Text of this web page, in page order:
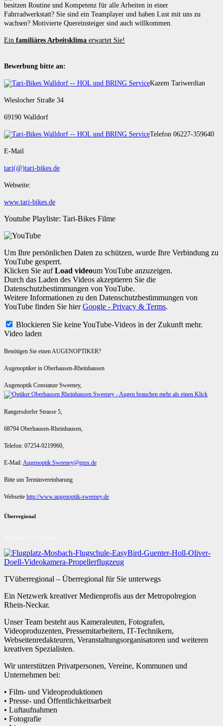
besitzen Routine und Kompetenz für alle Arbeiten in einer
Fahrradwerkstatt? Sie sind ein Teamplayer und haben Lust mit uns zu
wachsen? Motivierte Quereinsteiger sind auch willkommen.
Ein familiäres Arbeitsklima erwartet Sie!
Bewerbung bitte an:
Kazem Tariwerdian
Wieslocher Straße 34
69190 Walldorf
Telefon 06227-359640
E-Mail
tari(@)tari-bikes.de
Webseite:
www.tari-bikes.de
Youtube Playliste: Tari-Bikes Filme
Um Ihre persönlichen Daten zu schützen, wurde Ihre Verbindung zu
YouTube gesperrt.
Klicken Sie aufLoad videoum YouTube anzuzeigen.
Durch das Laden des Videos akzeptieren Sie die
Datenschutzbestimmungen von YouTube.
Weitere Informationen zu den Datenschutzbestimmungen von
YouTube finden Sie hierGoogle - Privacy & Terms.
Blockieren Sie keine YouTube-Videos in der Zukunft mehr.
Video laden
Benötigen Sie einen AUGENOPTIKER?
Augenoptiker in Oberhausen-Rheinhausen
Augenoptik Constanze Sweeney,
Rangersdorfer Strasse 5,
68794 Oberhausen-Rheinhausen,
Telefon: 07254-9219960,
E-Mail:Augenoptik.Sweeney@gmx.de
Bitte um Terminvereinbarung
Webseite http://www.augenoptik-sweeney.de
Überregional
TVüberregional – Überregional für Sie unterwegs
Ein Netzwerk kreativer Medienprofis aus der Metropolregion
Rhein-Neckar.
Unser Team besteht aus Kameraleuten, Fotografen,
Videoproduzenten, Pressemitarbeitern, IT-Technikern,
Webseitenredakteuren, Veranstaltungsorganisatoren und weiteren
kreativen Spezialisten.
Wir unterstützen Privatpersonen, Vereine, Kommunen und
Unternehmen bei:
• Film- und Videoproduktionen
• Presse- und Öffentlichkeitsarbeit
• Luftaufnahmen
• Fotografie